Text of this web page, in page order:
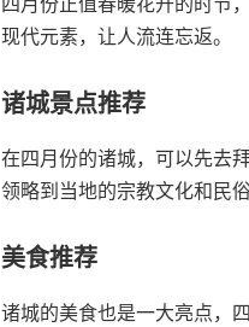
现代元素，让人流连忘返。
诸城景点推荐
在四月份的诸城，可以先去
领略到当地的宗教文化和民俗
美食推荐
诸城的美食也是一大亮点，